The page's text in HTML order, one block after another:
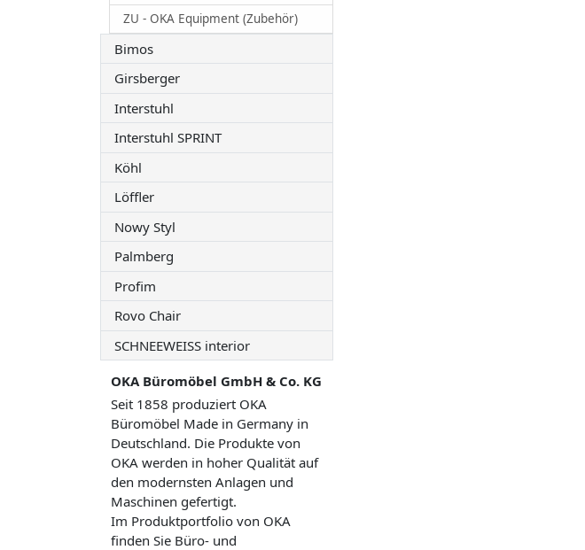
ZU - OKA Equipment (Zubehör)
Bimos
Girsberger
Interstuhl
Interstuhl SPRINT
Köhl
Löffler
Nowy Styl
Palmberg
Profim
Rovo Chair
SCHNEEWEISS interior
OKA Büromöbel GmbH & Co. KG
Seit 1858 produziert OKA
Büromöbel Made in Germany in
Deutschland. Die Produkte von
OKA werden in hoher Qualität auf
den modernsten Anlagen und
Maschinen gefertigt.
Im Produktportfolio von OKA
finden Sie Büro- und